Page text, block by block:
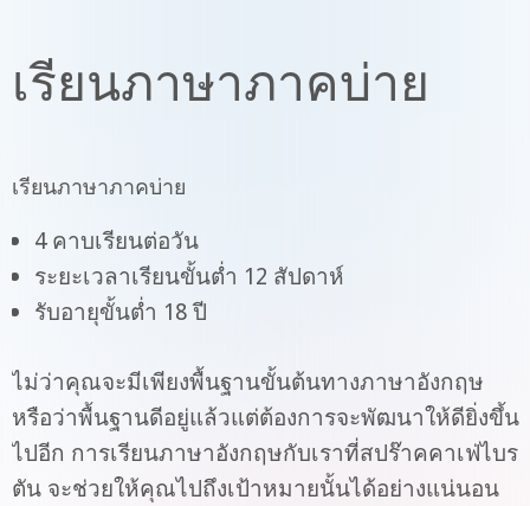
เรียนภาษาภาคบ่าย
เรียนภาษาภาคบ่าย
4 คาบเรียนต่อวัน
ระยะเวลาเรียนขั้นต่ำ 12 สัปดาห์
รับอายุขั้นต่ำ 18 ปี
ไม่ว่าคุณจะมีเพียงพื้นฐานขั้นต้นทางภาษาอังกฤษ
หรือว่าพื้นฐานดีอยู่แล้วแต่ต้องการจะพัฒนาให้ดียิ่งขึ้น
ไปอีก การเรียนภาษาอังกฤษกับเราที่สปร๊าคคาเฟ่ไบร
ตัน จะช่วยให้คุณไปถึงเป้าหมายนั้นได้อย่างแน่นอน